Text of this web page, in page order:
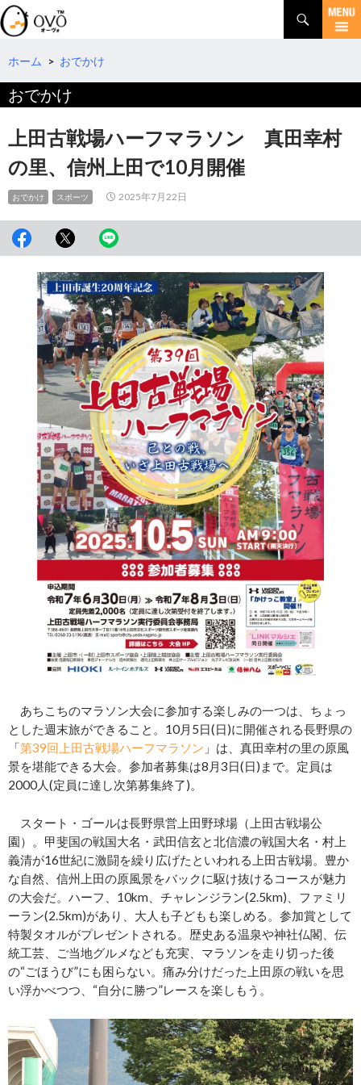
検
索
コ
テ
ツ
へ
動
ホーム > おでかけ
おでかけ
上田古戦場ハーフマラソン 真田幸村
の里、信州上田で10月開催
おでかけ スポーツ 2025年7月22日
あちこちのマラソン大会に参加する楽しみの一つは、ちょっ
とした週末旅ができること。10月5日(日)に開催される長野県の
「第39回上田古戦場ハーフマラソン 」は、真田幸村の里の原風
景を堪能できる大会。参加者募集は8月3日(日)まで。定員は
2000人(定員に達し次第募集終了)。
スタート・ゴールは長野県営上田野球場（上田古戦場公
園）。甲斐国の戦国大名・武田信玄と北信濃の戦国大名・村上
義清が16世紀に激闘を繰り広げたといわれる上田古戦場。豊か
な自然、信州上田の原風景をバックに駆け抜けるコースが魅力
の大会だ。ハーフ、10km、チャレンジラン(2.5km)、ファミリ
ーラン(2.5km)があり、大人も子どもも楽しめる。参加賞として
特製タオルがプレゼントされる。歴史ある温泉や神社仏閣、伝
統工芸、ご当地グルメなども充実、マラソンを走り切った後
の“ごほうび”にも困らない。痛み分けだった上田原の戦いを思
い浮かべつつ、“自分に勝つ”レースを楽しもう。